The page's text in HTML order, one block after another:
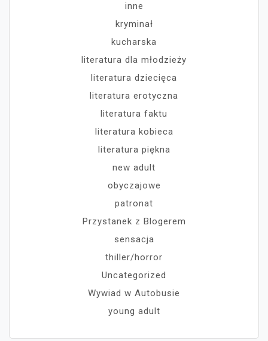
inne
kryminał
kucharska
literatura dla młodzieży
literatura dziecięca
literatura erotyczna
literatura faktu
literatura kobieca
literatura piękna
new adult
obyczajowe
patronat
Przystanek z Blogerem
sensacja
thiller/horror
Uncategorized
Wywiad w Autobusie
young adult